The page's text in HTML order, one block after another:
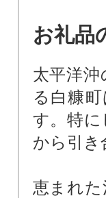
お礼品
太平洋
る白糠
す。特
から引き
恵まれ